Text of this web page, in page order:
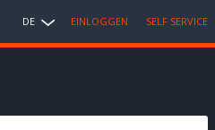
DE EINLOGGEN SELF SERVICE